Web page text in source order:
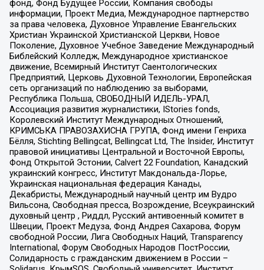
фонд, Фонд Будущее России, Компания свободы
информации, Проект Медиа, Международное партнерство
за права человека, Духовное Управление Евангельских
Христиан Украинской Христианской Церкви, Новое
Поколение, Духовное Учебное Заведение Международный
Библейский Колледж, Международное христианское
движение, Всемирный Институт Саентологических
Предприятий, Церковь Духовной Технологии, Европейская
сеть организаций по наблюдению за выборами,
Республика Польша, СВОБОДНЫЙ ИДЕЛЬ-УРАЛ,
Ассоциация развития журналистики, IStories fonds,
Королевский Институт Международных Отношений,
КРИМСЬКА ПРАВОЗАХИСНА ГРУПА, Фонд имени Генриха
Бёлля, Stichting Bellingcat, Bellingcat Ltd, The Insider, Институт
правовой инициативы Центральной и Восточной Европы,
Фонд Открытой Эстонии, Calvert 22 Foundation, Канадский
украинский конгресс, Институт Макдональда-Лорье,
Украинская национальная федерация Канады,
Декабристы, Международный научный центр им Вудро
Вильсона, Свободная пресса, Возрождение, Всеукраинский
духовный центр , Риддл, Русский антивоенный комитет в
Швеции, Проект Медуза, Фонд Андрея Сахарова, Форум
свободной России, Лига Свободных Наций, Transparеncy
International, Форум Свободных Народов ПостРоссии,
Солидарность с гражданским движением в России –